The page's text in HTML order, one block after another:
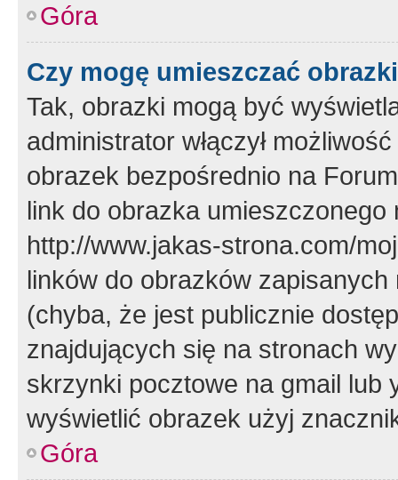
Góra
Czy mogę umieszczać
Tak, obrazki mogą być
administrator włączył
obrazek bezpośrednio na
link do obrazka
http://www.jakas-strona.com/
linków do obrazków
(chyba, że jest publicznie
znajdujących się na stronach
skrzynki pocztowe na gmail lub
wyświetlić obrazek użyj
Góra